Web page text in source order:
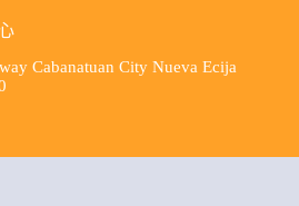
Cabanatuan City Nueva Ecija